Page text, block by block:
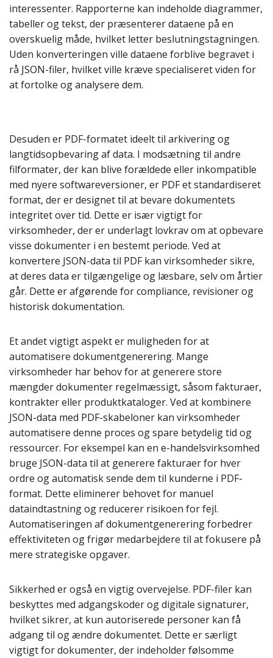
interessenter. Rapporterne kan indeholde diagrammer,
tabeller og tekst, der præsenterer dataene på en
overskuelig måde, hvilket letter beslutningstagningen.
Uden konverteringen ville dataene forblive begravet i
rå JSON-filer, hvilket ville kræve specialiseret viden for
at fortolke og analysere dem.
Desuden er PDF-formatet ideelt til arkivering og
langtidsopbevaring af data. I modsætning til andre
filformater, der kan blive forældede eller inkompatible
med nyere softwareversioner, er PDF et standardiseret
format, der er designet til at bevare dokumentets
integritet over tid. Dette er især vigtigt for
virksomheder, der er underlagt lovkrav om at opbevare
visse dokumenter i en bestemt periode. Ved at
konvertere JSON-data til PDF kan virksomheder sikre,
at deres data er tilgængelige og læsbare, selv om årtier
går. Dette er afgørende for compliance, revisioner og
historisk dokumentation.
Et andet vigtigt aspekt er muligheden for at
automatisere dokumentgenerering. Mange
virksomheder har behov for at generere store
mængder dokumenter regelmæssigt, såsom fakturaer,
kontrakter eller produktkataloger. Ved at kombinere
JSON-data med PDF-skabeloner kan virksomheder
automatisere denne proces og spare betydelig tid og
ressourcer. For eksempel kan en e-handelsvirksomhed
bruge JSON-data til at generere fakturaer for hver
ordre og automatisk sende dem til kunderne i PDF-
format. Dette eliminerer behovet for manuel
dataindtastning og reducerer risikoen for fejl.
Automatiseringen af dokumentgenerering forbedrer
effektiviteten og frigør medarbejdere til at fokusere på
mere strategiske opgaver.
Sikkerhed er også en vigtig overvejelse. PDF-filer kan
beskyttes med adgangskoder og digitale signaturer,
hvilket sikrer, at kun autoriserede personer kan få
adgang til og ændre dokumentet. Dette er særligt
vigtigt for dokumenter, der indeholder følsomme